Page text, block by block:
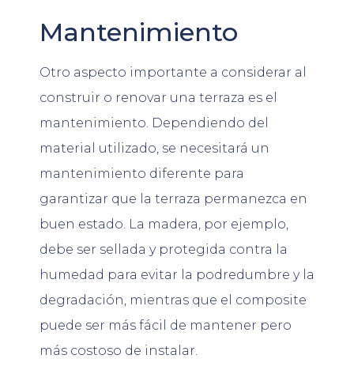
Mantenimiento
Otro aspecto importante a considerar al
construir o renovar una terraza es el
mantenimiento. Dependiendo del
material utilizado, se necesitará un
mantenimiento diferente para
garantizar que la terraza permanezca en
buen estado. La madera, por ejemplo,
debe ser sellada y protegida contra la
humedad para evitar la podredumbre y la
degradación, mientras que el composite
puede ser más fácil de mantener pero
más costoso de instalar.